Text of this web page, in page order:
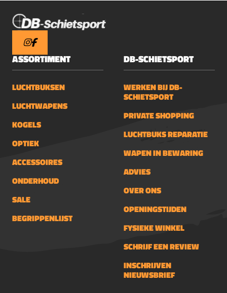
ASSORTIMENT
LUCHTBUKSEN
LUCHTWAPENS
KOGELS
OPTIEK
ACCESSOIRES
ONDERHOUD
SALE
BEGRIPPENLIJST
DB-SCHIETSPORT
WERKEN BIJ DB-
SCHIETSPORT
PRIVATE SHOPPING
LUCHTBUKS REPARATIE
WAPEN IN BEWARING
ADVIES
OVER ONS
OPENINGSTIJDEN
FYSIEKE WINKEL
SCHRIJF EEN REVIEW
INSCHRIJVEN
NIEUWSBRIEF